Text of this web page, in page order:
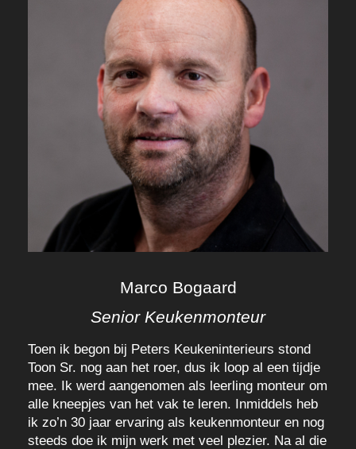
Marco Bogaard
Senior Keukenmonteur
Toen ik begon bij Peters Keukeninterieurs stond
Toon Sr. nog aan het roer, dus ik loop al een tijdje
mee. Ik werd aangenomen als leerling monteur om
alle kneepjes van het vak te leren. Inmiddels heb
ik zo’n 30 jaar ervaring als keukenmonteur en nog
steeds doe ik mijn werk met veel plezier. Na al die